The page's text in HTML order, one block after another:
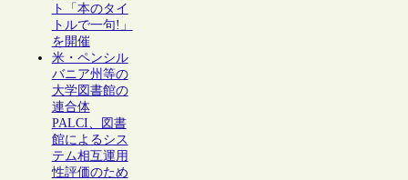
ト「本のタイ
トルで一句!」
を開催
米・ペンシル
バニア州等の
大学図書館の
連合体
PALCI、図書
館によるシス
テム相互運用
性評価のため